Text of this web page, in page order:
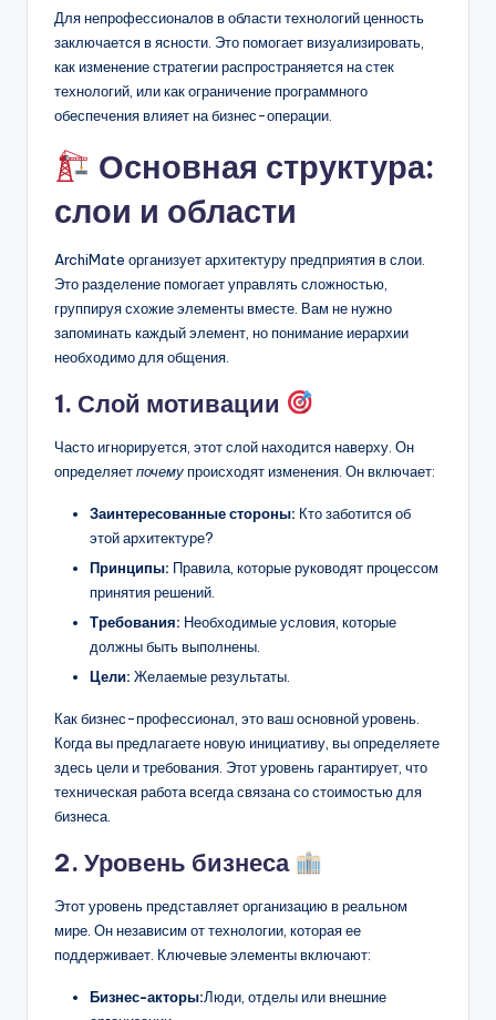
Для непрофессионалов в области технологий ценность
заключается в ясности. Это помогает визуализировать,
как изменение стратегии распространяется на стек
технологий, или как ограничение программного
обеспечения влияет на бизнес-операции.
Основная структура:
слои и области
ArchiMate организует архитектуру предприятия в слои.
Это разделение помогает управлять сложностью,
группируя схожие элементы вместе. Вам не нужно
запоминать каждый элемент, но понимание иерархии
необходимо для общения.
1. Слой мотивации
Часто игнорируется, этот слой находится наверху. Он
определяетпочемупроисходят изменения. Он включает:
Заинтересованные стороны: Кто заботится об
этой архитектуре?
Принципы: Правила, которые руководят процессом
принятия решений.
Требования: Необходимые условия, которые
должны быть выполнены.
Цели: Желаемые результаты.
Как бизнес-профессионал, это ваш основной уровень.
Когда вы предлагаете новую инициативу, вы определяете
здесь цели и требования. Этот уровень гарантирует, что
техническая работа всегда связана со стоимостью для
бизнеса.
2. Уровень бизнеса
Этот уровень представляет организацию в реальном
мире. Он независим от технологии, которая ее
поддерживает. Ключевые элементы включают:
Бизнес-акторы:Люди, отделы или внешние